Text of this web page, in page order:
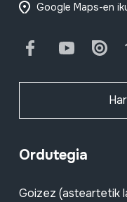
Google Maps-en
FacebookYoutube
Ordutegia
Goizez (asteartetik